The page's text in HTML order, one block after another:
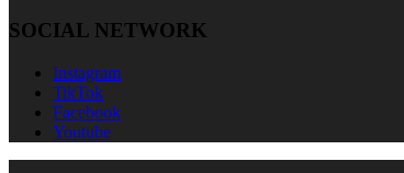
SOCIAL NETWORK
Instagram
TikTok
Facebook
Youtube